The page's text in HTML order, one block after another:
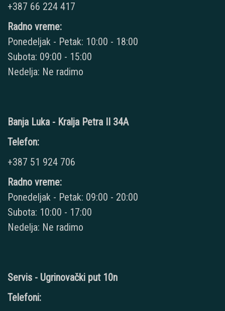
+387 66 224 417
Radno vreme:
Ponedeljak - Petak: 10:00 - 18:00
Subota: 09:00 - 15:00
Nedelja: Ne radimo
Banja Luka - Kralja Petra II 34A
Telefon:
+387 51 924 706
Radno vreme:
Ponedeljak - Petak: 09:00 - 20:00
Subota: 10:00 - 17:00
Nedelja: Ne radimo
Servis - Ugrinovački put 10n
Telefoni: